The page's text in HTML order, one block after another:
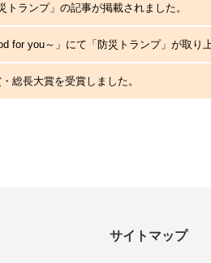
トランプ」の記事が掲載されました。
for you～」にて「防災トランプ」が取り
総長大賞を受賞しました。
サイトマップ